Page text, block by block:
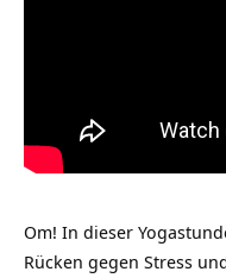
Om! In dieser
Rücken gegen Stress